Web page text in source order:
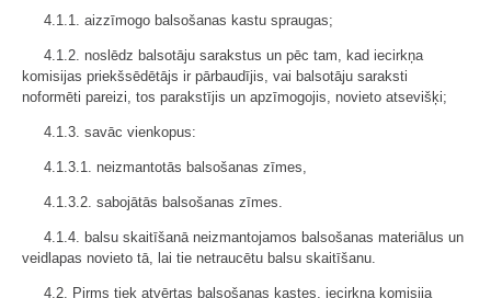
4.1.1. aizzīmogo balsošanas kastu spraugas;
4.1.2. noslēdz balsotāju sarakstus un pēc tam, kad iecirkņa
komisijas priekšsēdētājs ir pārbaudījis, vai balsotāju saraksti
noformēti pareizi, tos parakstījis un apzīmogojis, novieto atsevišķi;
4.1.3. savāc vienkopus:
4.1.3.1. neizmantotās balsošanas zīmes,
4.1.3.2. sabojātās balsošanas zīmes.
4.1.4. balsu skaitīšanā neizmantojamos balsošanas materiālus un
veidlapas novieto tā, lai tie netraucētu balsu skaitīšanu.
4.2. Pirms tiek atvērtas balsošanas kastes, iecirkņa komisija